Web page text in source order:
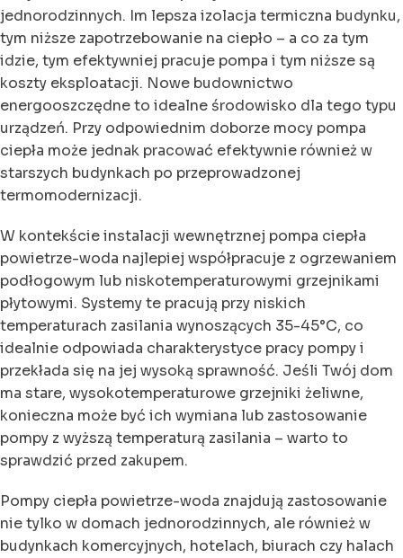
jednorodzinnych. Im lepsza izolacja termiczna budynku,
tym niższe zapotrzebowanie na ciepło – a co za tym
idzie, tym efektywniej pracuje pompa i tym niższe są
koszty eksploatacji. Nowe budownictwo
energooszczędne to idealne środowisko dla tego typu
urządzeń. Przy odpowiednim doborze mocy pompa
ciepła może jednak pracować efektywnie również w
starszych budynkach po przeprowadzonej
termomodernizacji.
W kontekście instalacji wewnętrznej pompa ciepła
powietrze-woda najlepiej współpracuje z ogrzewaniem
podłogowym lub niskotemperaturowymi grzejnikami
płytowymi. Systemy te pracują przy niskich
temperaturach zasilania wynoszących 35-45°C, co
idealnie odpowiada charakterystyce pracy pompy i
przekłada się na jej wysoką sprawność. Jeśli Twój dom
ma stare, wysokotemperaturowe grzejniki żeliwne,
konieczna może być ich wymiana lub zastosowanie
pompy z wyższą temperaturą zasilania – warto to
sprawdzić przed zakupem.
Pompy ciepła powietrze-woda znajdują zastosowanie
nie tylko w domach jednorodzinnych, ale również w
budynkach komercyjnych, hotelach, biurach czy halach